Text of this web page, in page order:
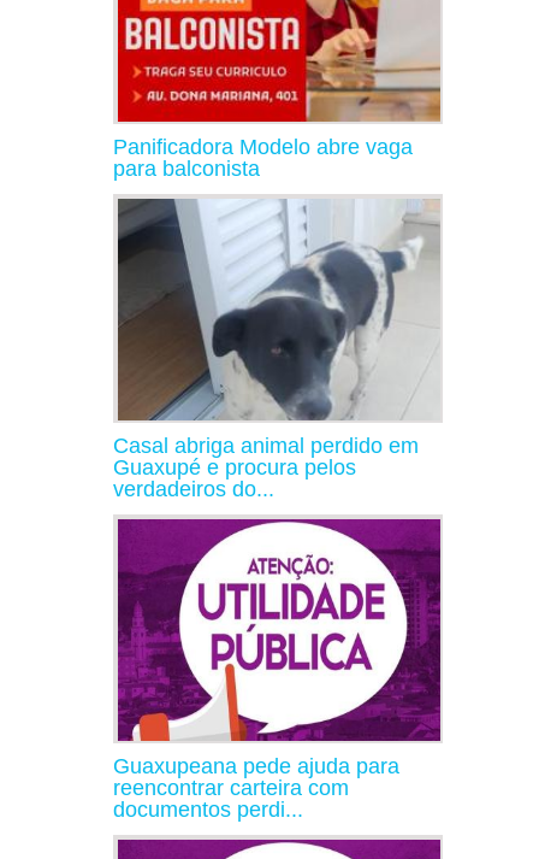
Panificadora Modelo abre vaga
para balconista
Casal abriga animal perdido em
Guaxupé e procura pelos
verdadeiros do...
Guaxupeana pede ajuda para
reencontrar carteira com
documentos perdi...